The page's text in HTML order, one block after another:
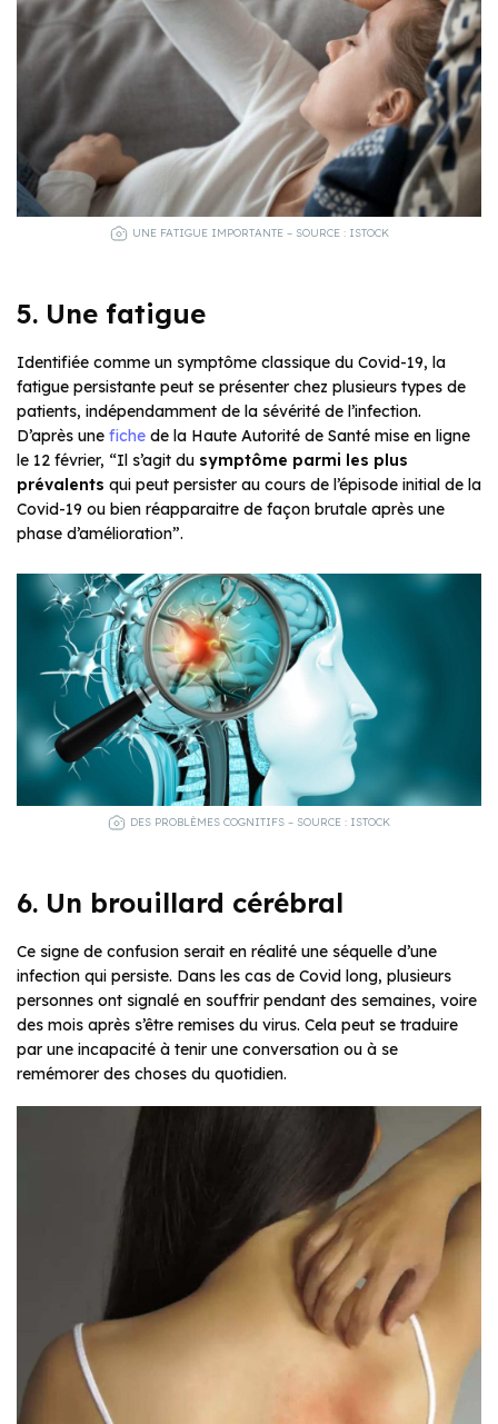
UNE FATIGUE IMPORTANTE – SOURCE : ISTOCK
5. Une fatigue
Identifiée comme un symptôme classique du Covid-19, la
fatigue persistante peut se présenter chez plusieurs types de
patients, indépendamment de la sévérité de l’infection.
D’après une fiche de la Haute Autorité de Santé mise en ligne
le 12 février, “Il s’agit du symptôme parmi les plus
prévalents qui peut persister au cours de l’épisode initial de la
Covid-19 ou bien réapparaitre de façon brutale après une
phase d’amélioration”.
DES PROBLÈMES COGNITIFS – SOURCE : ISTOCK
6. Un brouillard cérébral
Ce signe de confusion serait en réalité une séquelle d’une
infection qui persiste. Dans les cas de Covid long, plusieurs
personnes ont signalé en souffrir pendant des semaines, voire
des mois après s’être remises du virus. Cela peut se traduire
par une incapacité à tenir une conversation ou à se
remémorer des choses du quotidien.